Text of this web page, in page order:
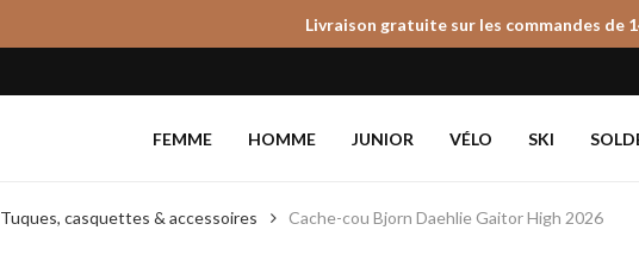
Livraison gratuite sur les commandes de
FEMME HOMME JUNIOR VÉLO SKI
Tuques, casquettes & accessoires Cache-cou Bjorn Daehlie Gaitor High 2026